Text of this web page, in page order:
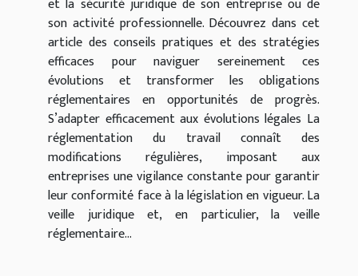
et la sécurité juridique de son entreprise ou de
son activité professionnelle. Découvrez dans cet
article des conseils pratiques et des stratégies
efficaces pour naviguer sereinement ces
évolutions et transformer les obligations
réglementaires en opportunités de progrès.
S’adapter efficacement aux évolutions légales La
réglementation du travail connaît des
modifications régulières, imposant aux
entreprises une vigilance constante pour garantir
leur conformité face à la législation en vigueur. La
veille juridique et, en particulier, la veille
réglementaire...